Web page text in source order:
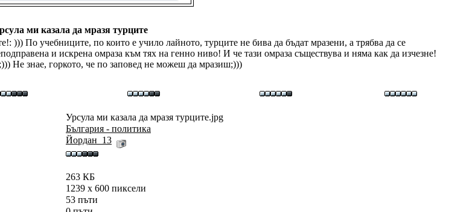
ми казала да мразя турците
))) По учебниците, по които е учило лайното, турците не бива да бъдат мразени, а трябва да се
и искрена омраза към тях на генно ниво! И че тази омраза съществува и няма как да изчезне!
Не знае, горкото, че по заповед не можеш да мразиш;)))
Урсула ми казала да мразя турците.jpg
България - политика
Йордан_13
263 КБ
1239 x 600 пиксели
53 пъти